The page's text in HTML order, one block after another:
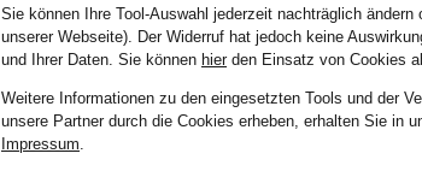
Sie können Ihre Tool-Auswahl jederzeit nachträglich
unserer Webseite). Der Widerruf hat jedoch keine
und Ihrer Daten. Sie können hierden Einsatz von Cookies
Weitere Informationen zu den eingesetzten Tools und der
unsere Partner durch die Cookies erheben, erhalten Sie in
Impressum.